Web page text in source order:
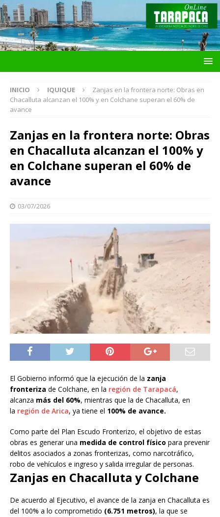
INICIO IQUIQUE
Zanjas en la frontera norte: Obras en
Chacalluta alcanzan el 100% y en Colchane superan el 60% de
avance
Zanjas en la frontera norte: Obras
en Chacalluta alcanzan el 100% y
en Colchane superan el 60% de
avance
03/07/2026
El Gobierno informó que la ejecución de la zanja
fronteriza de Colchane, en la región de Tarapacá,
alcanza más del 60%, mientras que la de Chacalluta, en
la región de Arica, ya tiene el 100% de avance.
Como parte del Plan Escudo Fronterizo, el objetivo de estas
obras es generar una medida de control físico para prevenir
delitos asociados a zonas fronterizas, como narcotráfico,
robo de vehículos e ingreso y salida irregular de personas.
Zanjas en Chacalluta y Colchane
De acuerdo al Ejecutivo, el avance de la zanja en Chacalluta es
del 100% a lo comprometido (6.751 metros), la que se